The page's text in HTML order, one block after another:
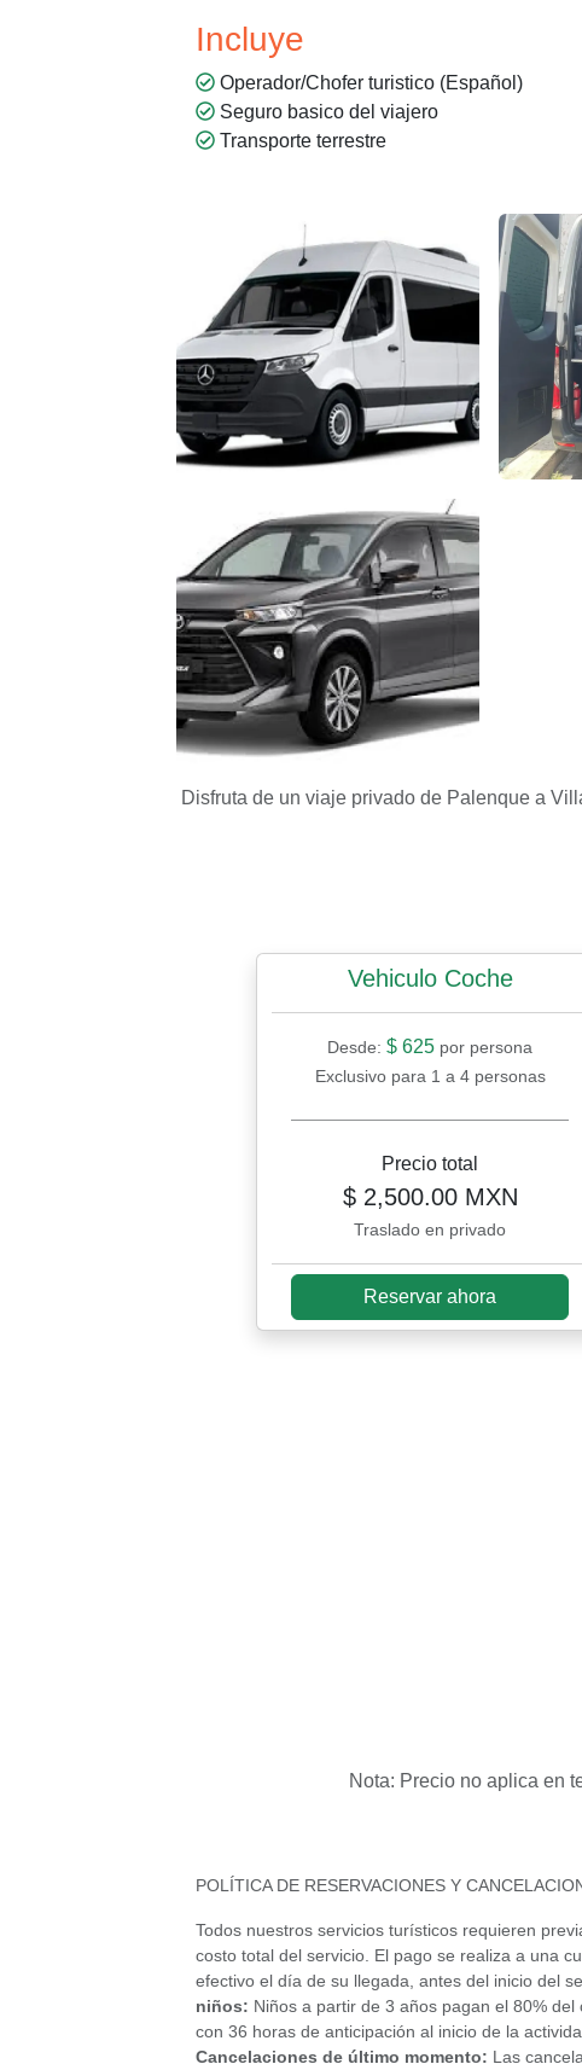
Incluye
Operador/Chofer turistico (Español)
Seguro basico del viajero
Transporte terrestre
Disfruta de un viaje privado de Palenque a
Vehiculo Coche
Desde: $ 625 por persona
Exclusivo para 1 a 4 personas
Precio total
$ 2,500.00 MXN
Traslado en privado
Reservar ahora
Nota: Precio no aplica en
POLÍTICA DE RESERVACIONES Y
Todos nuestros servicios turísticos requieren
costo total del servicio. El pago se realiza a una
efectivo el día de su llegada, antes del inicio del
niños: Niños a partir de 3 años pagan el 80% del
con 36 horas de anticipación al inicio de la
Cancelaciones de último momento: Las